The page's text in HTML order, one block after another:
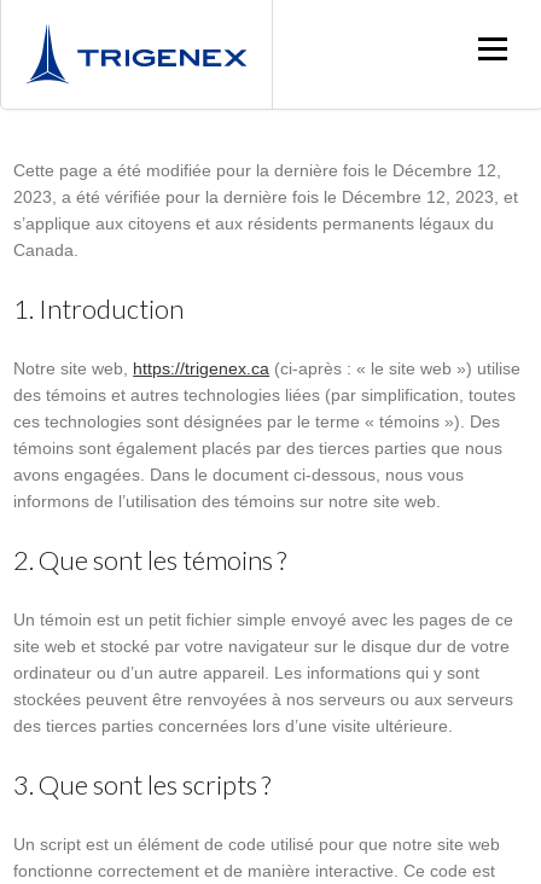
Cette page a été modifiée pour la dernière fois le Décembre 12,
2023, a été vérifiée pour la dernière fois le Décembre 12, 2023, et
s’applique aux citoyens et aux résidents permanents légaux du
Canada.
1. Introduction
Notre site web, https://trigenex.ca (ci-après : « le site web ») utilise
des témoins et autres technologies liées (par simplification, toutes
ces technologies sont désignées par le terme « témoins »). Des
témoins sont également placés par des tierces parties que nous
avons engagées. Dans le document ci-dessous, nous vous
informons de l’utilisation des témoins sur notre site web.
2. Que sont les témoins ?
Un témoin est un petit fichier simple envoyé avec les pages de ce
site web et stocké par votre navigateur sur le disque dur de votre
ordinateur ou d’un autre appareil. Les informations qui y sont
stockées peuvent être renvoyées à nos serveurs ou aux serveurs
des tierces parties concernées lors d’une visite ultérieure.
3. Que sont les scripts ?
Un script est un élément de code utilisé pour que notre site web
fonctionne correctement et de manière interactive. Ce code est